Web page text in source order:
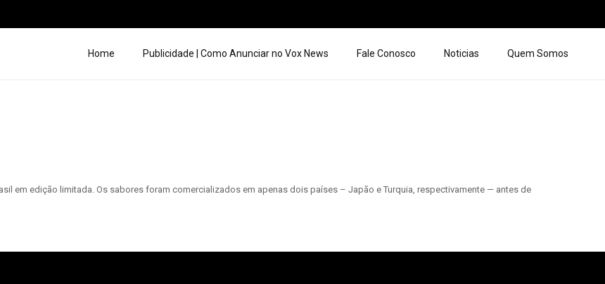
Home Publicidade | Como Anunciar no Vox News Fale Conosco Noticias Quem Somos
em edição limitada. Os sabores foram comercializados em apenas dois países – Japão e Turquia, respectivamente — antes de